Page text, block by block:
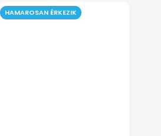
HAMAROSAN ÉRKEZIK